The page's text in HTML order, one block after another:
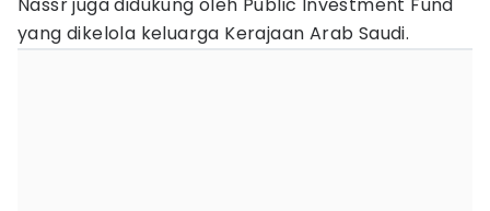
yang dikelola keluarga Kerajaan Arab Saudi.